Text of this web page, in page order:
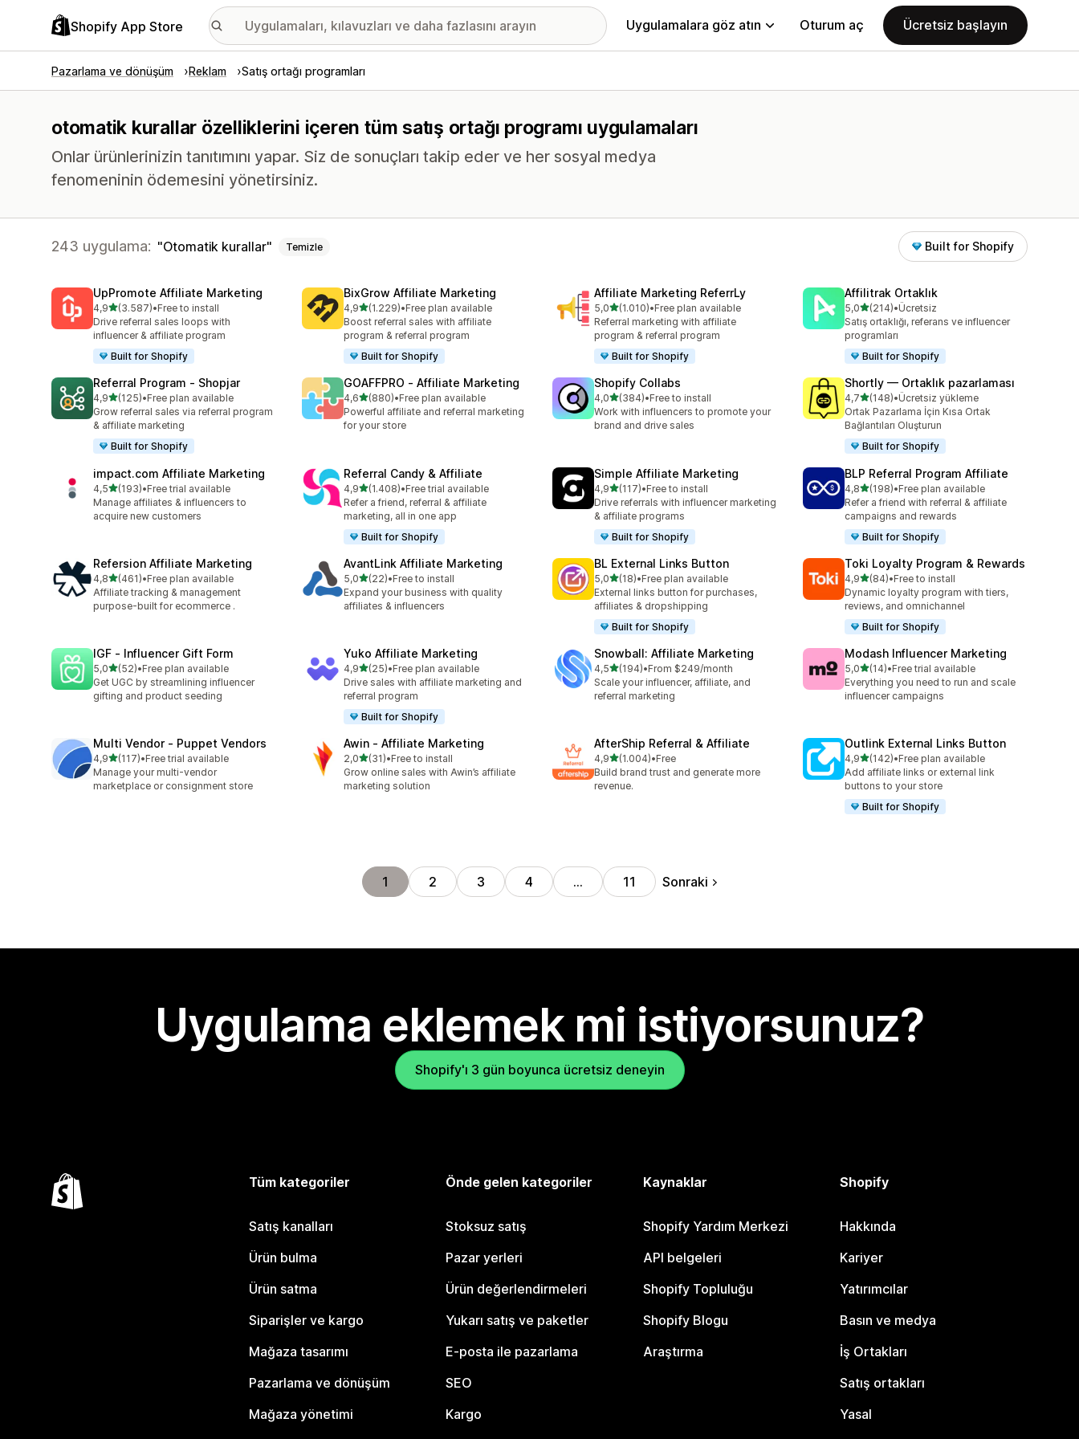
Shopify App Store Uygulamalara göz atın Oturum aç Ücretsiz başlayın
Pazarlama ve dönüşüm Reklam Satış ortağı programları
otomatik kurallar özelliklerini içeren tüm satış ortağı programı uygulamaları
Onlar ürünlerinizin tanıtımını yapar. Siz de sonuçları takip eder ve her sosyal medya
fenomeninin ödemesini yönetirsiniz.
243 uygulama: Otomatik kurallar Temizle Built for Shopify
UpPromote Affiliate Marketing
4,95 yıldız üzerinden
(3.587)
toplam 3587 değerlendirme
•Free to install
Drive referral sales loops with
influencer & affiliate program
Built for Shopify
BixGrow Affiliate Marketing
4,95 yıldız üzerinden
(1.229)
toplam 1229 değerlendirme
•Free plan available
Boost referral sales with affiliate
program & referral program
Built for Shopify
Affiliate Marketing ReferrLy
5,05 yıldız üzerinden
(1.010)
toplam 1010 değerlendirme
•Free plan available
Referral marketing with affiliate
program & referral program
Built for Shopify
Affilitrak Ortaklık
5,05 yıldız üzerinden
(214)
toplam 214 değerlendirme
•Ücretsiz
Satış ortaklığı, referans ve influencer
programları
Built for Shopify
Referral Program ‑ Shopjar
4,95 yıldız üzerinden
(125)
toplam 125 değerlendirme
•Free plan available
Grow referral sales via referral program
& affiliate marketing
Built for Shopify
GOAFFPRO ‑ Affiliate Marketing
4,65 yıldız üzerinden
(880)
toplam 880 değerlendirme
•Free plan available
Powerful affiliate and referral marketing
for your store
Shopify Collabs
4,05 yıldız üzerinden
(384)
toplam 384 değerlendirme
•Free to install
Work with influencers to promote your
brand and drive sales
Shortly — Ortaklık pazarlaması
4,75 yıldız üzerinden
(148)
toplam 148 değerlendirme
•Ücretsiz yükleme
Ortak Pazarlama İçin Kısa Ortak
Bağlantıları Oluşturun
Built for Shopify
impact.com Affiliate Marketing
4,55 yıldız üzerinden
(193)
toplam 193 değerlendirme
•Free trial available
Manage affiliates & influencers to
acquire new customers
Referral Candy & Affiliate
4,95 yıldız üzerinden
(1.408)
toplam 1408 değerlendirme
•Free trial available
Refer a friend, referral & affiliate
marketing, all in one app
Built for Shopify
Simple Affiliate Marketing
4,95 yıldız üzerinden
(117)
toplam 117 değerlendirme
•Free to install
Drive referrals with influencer marketing
& affiliate programs
Built for Shopify
BLP Referral Program Affiliate
4,85 yıldız üzerinden
(198)
toplam 198 değerlendirme
•Free plan available
Refer a friend with referral & affiliate
campaigns and rewards
Built for Shopify
Refersion Affiliate Marketing
4,85 yıldız üzerinden
(461)
toplam 461 değerlendirme
•Free plan available
Affiliate tracking & management
purpose-built for ecommerce .
AvantLink Affiliate Marketing
5,05 yıldız üzerinden
(22)
toplam 22 değerlendirme
•Free to install
Expand your business with quality
affiliates & influencers
BL External Links Button
5,05 yıldız üzerinden
(18)
toplam 18 değerlendirme
•Free plan available
External links button for purchases,
affiliates & dropshipping
Built for Shopify
Toki Loyalty Program & Rewards
4,95 yıldız üzerinden
(84)
toplam 84 değerlendirme
•Free to install
Dynamic loyalty program with tiers,
reviews, and omnichannel
Built for Shopify
IGF ‑ Influencer Gift Form
5,05 yıldız üzerinden
(52)
toplam 52 değerlendirme
•Free plan available
Get UGC by streamlining influencer
gifting and product seeding
Yuko Affiliate Marketing
4,95 yıldız üzerinden
(25)
toplam 25 değerlendirme
•Free plan available
Drive sales with affiliate marketing and
referral program
Built for Shopify
Snowball: Affiliate Marketing
4,55 yıldız üzerinden
(194)
toplam 194 değerlendirme
•From $249/month
Scale your influencer, affiliate, and
referral marketing
Modash Influencer Marketing
5,05 yıldız üzerinden
(14)
toplam 14 değerlendirme
•Free trial available
Everything you need to run and scale
influencer campaigns
Multi Vendor ‑ Puppet Vendors
4,95 yıldız üzerinden
(117)
toplam 117 değerlendirme
•Free trial available
Manage your multi-vendor
marketplace or consignment store
Awin ‑ Affiliate Marketing
2,05 yıldız üzerinden
(31)
toplam 31 değerlendirme
•Free to install
Grow online sales with Awin’s affiliate
marketing solution
AfterShip Referral & Affiliate
4,95 yıldız üzerinden
(1.004)
toplam 1004 değerlendirme
•Free
Build brand trust and generate more
revenue.
Outlink External Links Button
4,95 yıldız üzerinden
(142)
toplam 142 değerlendirme
•Free plan available
Add affiliate links or external link
buttons to your store
Built for Shopify
1 2 3 4 … 11 Sonraki
Uygulama eklemek mi istiyorsunuz?
Shopify'ı 3 gün boyunca ücretsiz deneyin
Tüm kategoriler
Satış kanalları
Ürün bulma
Ürün satma
Siparişler ve kargo
Mağaza tasarımı
Pazarlama ve dönüşüm
Mağaza yönetimi
Önde gelen kategoriler
Stoksuz satış
Pazar yerleri
Ürün değerlendirmeleri
Yukarı satış ve paketler
E-posta ile pazarlama
SEO
Kargo
Kaynaklar
Shopify Yardım Merkezi
API belgeleri
Shopify Topluluğu
Shopify Blogu
Araştırma
Shopify
Hakkında
Kariyer
Yatırımcılar
Basın ve medya
İş Ortakları
Satış ortakları
Yasal